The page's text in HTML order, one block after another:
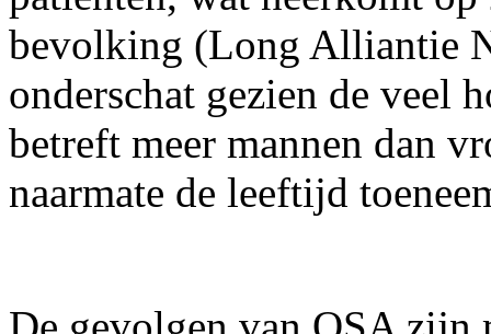
bevolking (Long Alliantie
onderschat gezien de veel
betreft meer mannen dan
naarmate de leeftijd